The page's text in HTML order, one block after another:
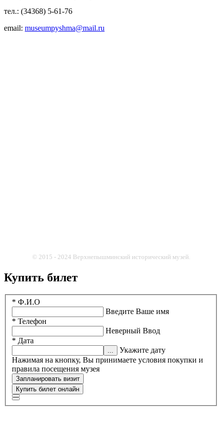
тел.: (34368) 5-61-76
email: museumpyshma@mail.ru
© 2015 - 2024 Верхнепышминский исторический музей.
Купить билет
* Ф.И.О
Введите Ваше имя
* Телефон
Неверный Ввод
* Дата
Укажите дату
Нажимая на кнопку, Вы принимаете условия покупки и
правила посещения музея
Запланировать визит
Купить билет онлайн